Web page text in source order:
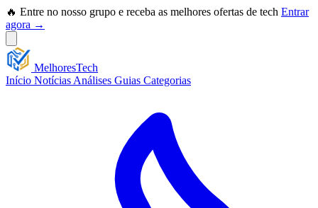
🔥 Entre no nosso grupo e receba as melhores ofertas de tech Entrar
agora →
MelhoresTech
Início Notícias Análises Guias Categorias